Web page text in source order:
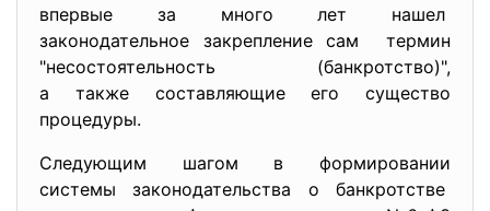
впервые за много лет нашел
законодательное закрепление сам термин
"несостоятельность (банкротство)",
а также составляющие его существо
процедуры.
Следующим шагом в формировании
системы законодательства о банкротстве